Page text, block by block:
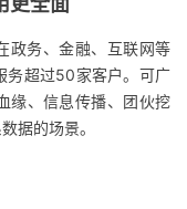
政务、金融、互联网等
务超过50家客户。可广
缘、信息传播、团伙挖
据的场景。